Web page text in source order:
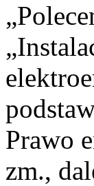
Prawo
zm.,